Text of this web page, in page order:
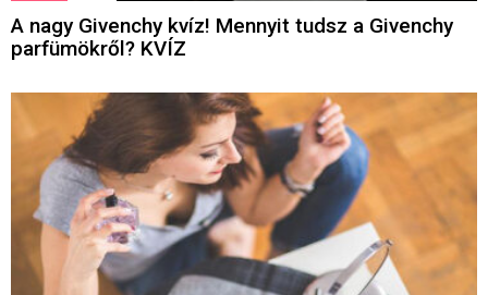
A nagy Givenchy kvíz! Mennyit tudsz a Givenchy
parfümökről? KVÍZ